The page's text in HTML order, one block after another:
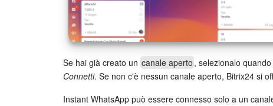
Se hai già creato un canale aperto , selezionalo
Connetti. Se non c'è nessun canale aperto, Bitrix24 si
Instant WhatsApp può essere connesso solo a un